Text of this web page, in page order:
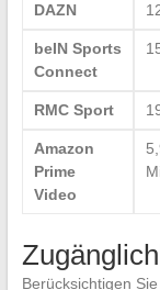
DAZN
beIN Sports
Connect
RMC Sport
Amazon
Prime
Video
Berücksichtigen